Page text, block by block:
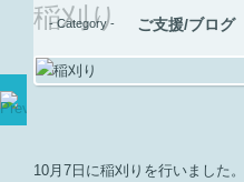
稲刈り
- Category - ご支援/ブログ
10月7日に稲刈りを行いました